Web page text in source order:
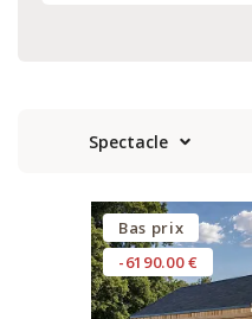
Spectacle
Bas prix
-6190.00 €